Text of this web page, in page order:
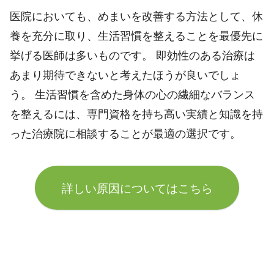
医院においても、めまいを改善する方法として、休
養を充分に取り、生活習慣を整えることを最優先に
挙げる医師は多いものです。 即効性のある治療は
あまり期待できないと考えたほうが良いでしょ
う。 生活習慣を含めた身体の心の繊細なバランス
を整えるには、専門資格を持ち高い実績と知識を持
った治療院に相談することが最適の選択です。
詳しい原因についてはこちら